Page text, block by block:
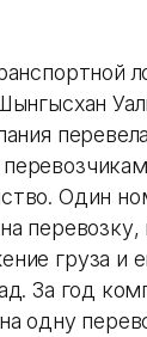
Один
груза и
За год
одну